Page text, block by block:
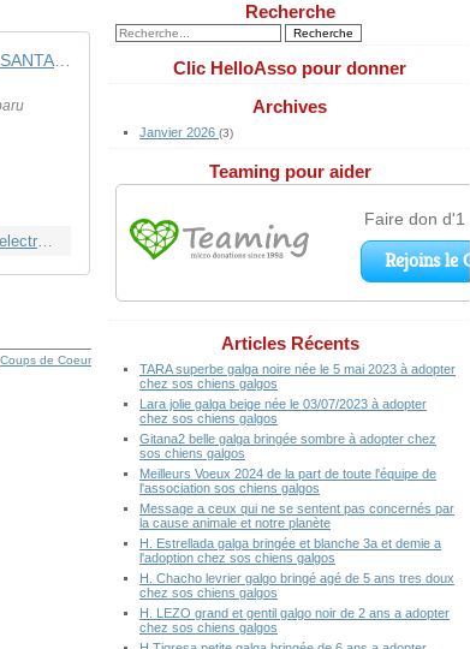
http://www.cimetierepourchien.com/visite/voirpage.php?lang=fr&id_chien=5269&start=0&selectrace=&selectnom=&visite=
Coups de Coeur
Recherche
Clic HelloAsso pour donner
Archives
Janvier 2026 (3)
Teaming pour aider
Articles Récents
TARA superbe galga noire née le 5 mai 2023 à adopter
chez sos chiens galgos
Lara jolie galga beige née le 03/07/2023 à adopter
chez sos chiens galgos
Gitana2 belle galga bringée sombre à adopter chez
sos chiens galgos
Meilleurs Voeux 2024 de la part de toute l'équipe de
l'association sos chiens galgos
Message a ceux qui ne se sentent pas concernés par
la cause animale et notre planète
H. Estrellada galga bringée et blanche 3a et demie a
l'adoption chez sos chiens galgos
H. Chacho levrier galgo bringé agé de 5 ans tres doux
chez sos chiens galgos
H. LEZO grand et gentil galgo noir de 2 ans a adopter
chez sos chiens galgos